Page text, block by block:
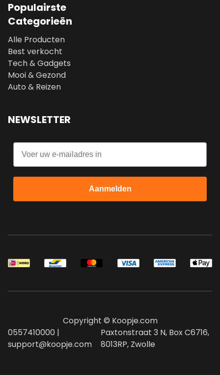
Populairste
Categorieën
Alle Producten
Best verkocht
Tech & Gadgets
Mooi & Gezond
Auto & Reizen
NEWSLETTER
Email
Aanmelden
Copyright © Koopje.com
0557410000 |
support@koopje.com
Paxtonstraat 3 N, Box C6716,
8013RP, Zwolle